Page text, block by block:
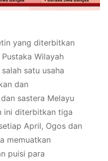
yang diterbitkan
Wilayah
satu usaha
dan
sastera Melayu
ini diterbitkan tiga
April, Ogos dan
memuatkan
puisi para